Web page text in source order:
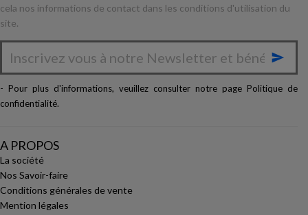
cela nos informations de contact dans les conditions d'utilisation du
site.

- Pour plus d'informations, veuillez consulter notre page Politique de
confidentialité.
A PROPOS
La société
Nos Savoir-faire
Conditions générales de vente
Mention légales